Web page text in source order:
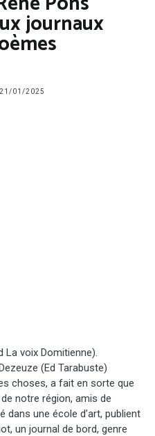
journaux
21/01/2025
La voix Domitienne).
(Ed Tarabuste)
choses, a fait en sorte que
notre région, amis de
dans une école d’art, publient
un journal de bord, genre